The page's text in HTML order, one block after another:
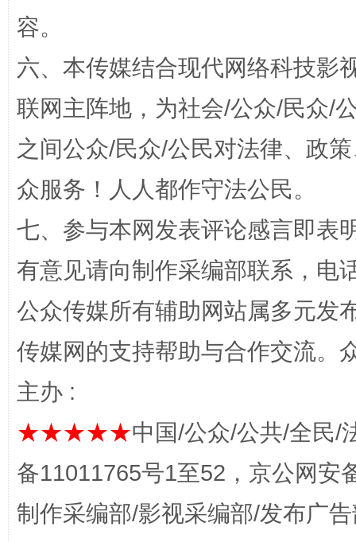
网上购药对药下症？
容。
六、本传媒结合现代网络科技影
联网主阵地，为社会/公众/民众/
之间公众/民众/公民对法律、政
众服务！人人都作守法公民。
七、参与本网发表评论感言即表
有意见请向制作采编部联系，电
公众传媒所有辅助网站属多元发
传媒网的支持帮助与合作交流。
主办 :
★★★★★中国/公众/公共/全民/
备11011765号1至52，京公网安
制作采编部/影视采编部/发布广